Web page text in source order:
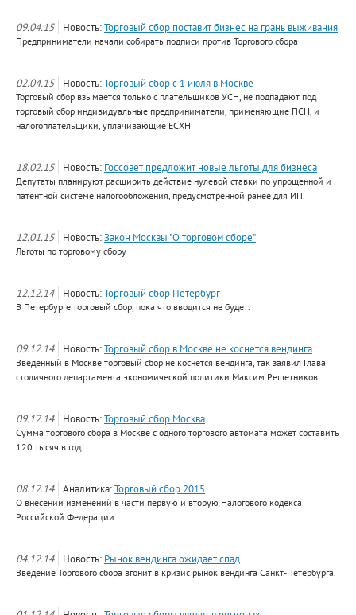
09.04.15 Новость:Торговый сбор поставит бизнес на грань выживания
Предприниматели начали собирать подписи против Торгового сбора
02.04.15 Новость:Торговый сбор с 1 июля в Москве
Торговый сбор взымается только с плательщиков УСН, не подпадают под
торговый сбор индивидуальные предприниматели, применяющие ПСН, и
налогоплательщики, уплачивающие ЕСХН
18.02.15 Новость: Госсовет предложит новые льготы для бизнеса
Депутаты планируют расширить действие нулевой ставки по упрощенной и
патентной системе налогообложения, предусмотренной ранее для ИП.
12.01.15 Новость:Закон Москвы "О торговом сборе"
Льготы по торговому сбору
12.12.14 Новость:Торговый сбор Петербург
В Петербурге торговый сбор, пока что вводится не будет.
09.12.14 Новость:Торговый сбор в Москве не коснется вендинга
Введенный в Москве торговый сбор не коснется вендинга, так заявил Глава
столичного департамента экономической политики Максим Решетников.
09.12.14 Новость:Торговый сбор Москва
Сумма торгового сбора в Москве с одного торгового автомата может составить
120 тысяч в год.
08.12.14 Аналитика:Торговый сбор 2015
О внесении изменений в части первую и вторую Налогового кодекса
Российской Федерации
04.12.14 Новость: Рынок вендинга ожидает спад
Введение Торгового сбора вгонит в кризис рынок вендинга Санкт-Петербурга.